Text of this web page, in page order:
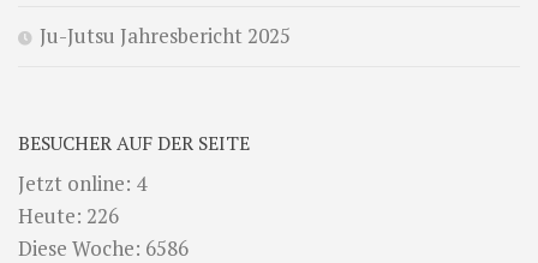
Ju-Jutsu Jahresbericht 2025
BESUCHER AUF DER SEITE
Jetzt online: 4
Heute: 226
Diese Woche: 6586